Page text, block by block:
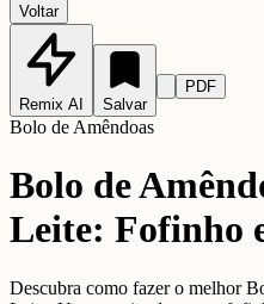
Voltar
Remix AI Salvar
PDF
Bolo de Amêndoas
Bolo de
Leite: Fofinho
Descubra como fazer o melhor